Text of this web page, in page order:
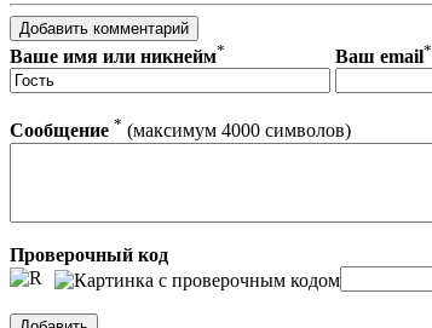
Ваше имя или никнейм* Ваш email*
Сообщение * (максимум 4000 символов)
Проверочный код